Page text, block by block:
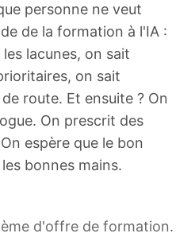
personne ne veut
de la formation à l'IA :
lacunes, on sait
on sait
route. Et ensuite ? On
On prescrit des
espère que le bon
bonnes mains.
d'offre de formation.